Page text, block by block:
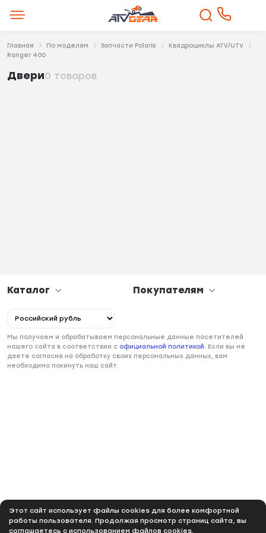
Этот сайт использует файлы cookies для более комфортной
работы пользователя. Продолжая просмотр страниц сайта, вы
соглашаетесь с использованием файлов cookies.
Главная По моделям Запчасти Polaris
Квадроциклы ATV/UTV
Ranger 400
Двери0 товаров
Каталог Покупателям
Мы получаем и обрабатываем персональные данные посетителей
нашего сайта в соответствии с официальной политикой. Если вы не
даете согласия на обработку своих персональных данных, вам
необходимо покинуть наш сайт.